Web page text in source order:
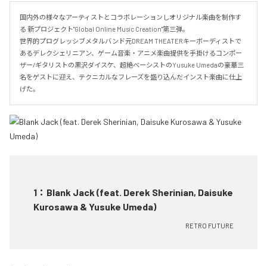
国内外の様々なアーティストとコラボレーションしオリジナル楽曲を制作す
る 新プロジェクト"Global Online Music Creation"第三弾。
世界的プログレッシブメタルバンド元DREAM THEATERキーボーディストで
あるデレクシェリニアン、ゲーム音楽・アニメ楽曲提供を手掛けるコンポー
ザー/ギタリストの黒沢ダイスケ、超絶ベーシストのYusuke Umedaの豪華三
名をゲストに迎え、テクニカルなフレーズを盛り込んだインスト楽曲に仕上
げた。
1 ： Blank Jack (feat. Derek Sherinian, Daisuke
Kurosawa & Yusuke Umeda)
RETRO FUTURE